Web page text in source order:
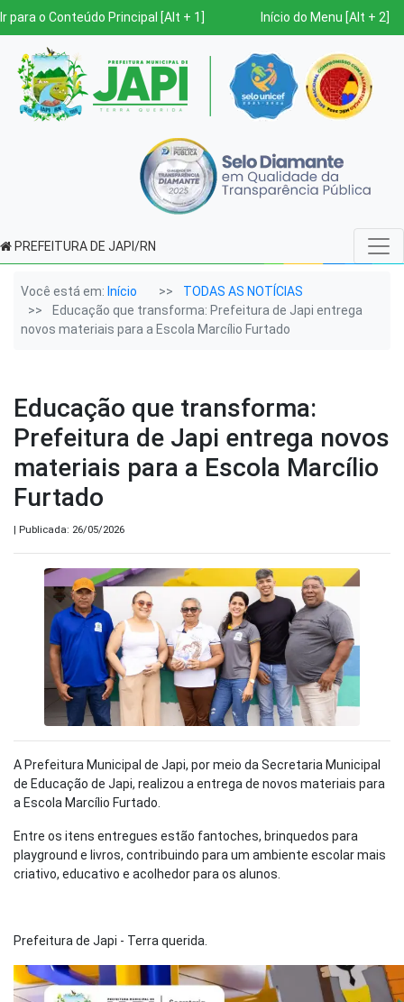
Ir para o Conteúdo Principal [Alt + 1] Início do Menu [Alt + 2]
PREFEITURA DE JAPI/RN
Você está em: Início
TODAS AS NOTÍCIAS
Educação que transforma: Prefeitura de Japi entrega
novos materiais para a Escola Marcílio Furtado
Educação que transforma:
Prefeitura de Japi entrega novos
materiais para a Escola Marcílio
Furtado
| Publicada: 26/05/2026
A Prefeitura Municipal de Japi, por meio da Secretaria Municipal
de Educação de Japi, realizou a entrega de novos materiais para
a Escola Marcílio Furtado.
Entre os itens entregues estão fantoches, brinquedos para
playground e livros, contribuindo para um ambiente escolar mais
criativo, educativo e acolhedor para os alunos.
Prefeitura de Japi - Terra querida.